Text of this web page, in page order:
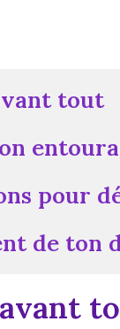
tout
pour
de